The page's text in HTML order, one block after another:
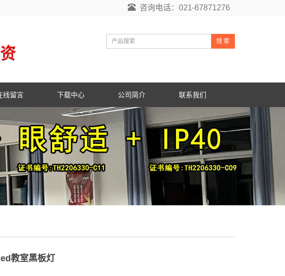
咨询电话：021-67871276
搜 索
线留言 下载中心 公司简介 联系我们
led教室黑板灯